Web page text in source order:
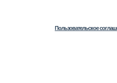
Пользовательское